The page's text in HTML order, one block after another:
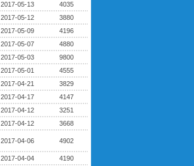
2017-05-13
4035
2017-05-12
3880
2017-05-09
4196
2017-05-07
4880
2017-05-03
9800
2017-05-01
4555
2017-04-21
3829
2017-04-17
4147
2017-04-12
3251
2017-04-12 3668
2017-04-06 4902
2017-04-04
4190